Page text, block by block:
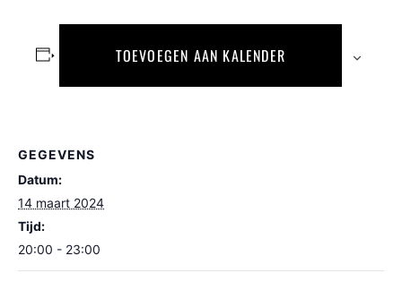
TOEVOEGEN AAN KALENDER
GEGEVENS
Datum:
14 maart 2024
Tijd:
20:00 - 23:00